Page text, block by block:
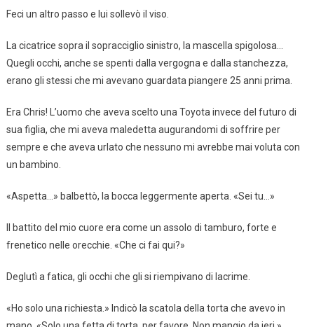
Feci un altro passo e lui sollevò il viso.
La cicatrice sopra il sopracciglio sinistro, la mascella spigolosa…
Quegli occhi, anche se spenti dalla vergogna e dalla stanchezza,
erano gli stessi che mi avevano guardata piangere 25 anni prima.
Era Chris! L’uomo che aveva scelto una Toyota invece del futuro di
sua figlia, che mi aveva maledetta augurandomi di soffrire per
sempre e che aveva urlato che nessuno mi avrebbe mai voluta con
un bambino.
«Aspetta…» balbettò, la bocca leggermente aperta. «Sei tu…»
Il battito del mio cuore era come un assolo di tamburo, forte e
frenetico nelle orecchie. «Che ci fai qui?»
Deglutì a fatica, gli occhi che gli si riempivano di lacrime.
«Ho solo una richiesta.» Indicò la scatola della torta che avevo in